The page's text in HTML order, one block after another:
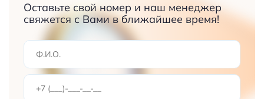
Оставьте свой номер и наш менеджер
свяжется с Вами в ближайшее время!